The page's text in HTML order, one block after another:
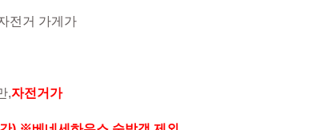
전거 가게가
,자전거가